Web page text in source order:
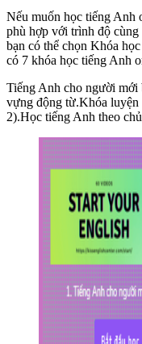
Nếu muốn học tiếng Anh
phù hợp với trình độ
bạn có thể chọn Khóa
có 7 khóa học tiếng Anh
Tiếng Anh cho người mới
vựng động từ.Khóa luyện
2).Học tiếng Anh theo